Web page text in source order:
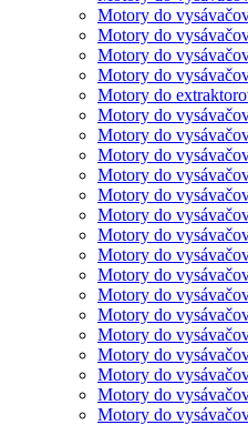
Motory do
Motory do
Motory do
Motory do
Motory do
Motory do
Motory do
Motory do
Motory do
Motory do
Motory do
Motory do
Motory do
Motory do
Motory do
Motory do
Motory do
Motory do
Motory do
Motory do
Motory do